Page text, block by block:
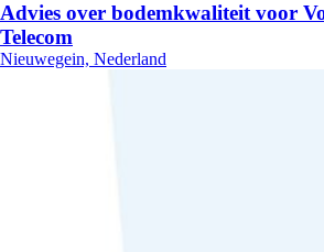
Advies over bodemkwaliteit voor
Telecom
Nieuwegein, Nederland